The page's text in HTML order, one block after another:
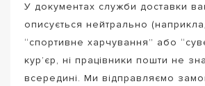
У документах служби доставки
описується нейтрально
“спортивне харчування” або
кур’єр, ні працівники пошти не
всередині. Ми відправляємо